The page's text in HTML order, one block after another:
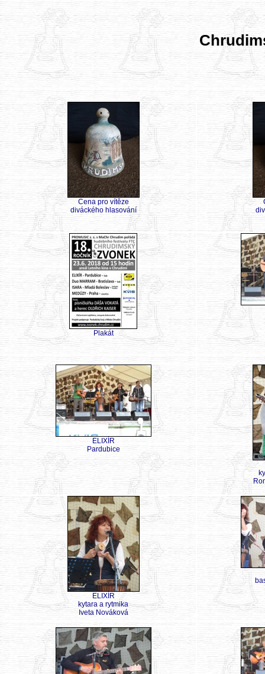
Cena pro vítěze
diváckého hlasování
Plakát
ELIXÍR
Pardubice
ELIXÍR
kytara a rytmika
Iveta Nováková